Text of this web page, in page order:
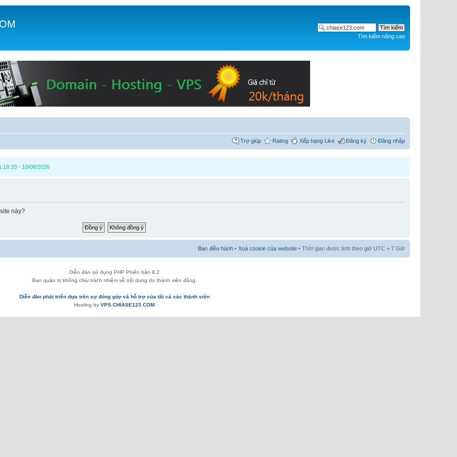
Tìm kiếm nâng cao
Trợ giúp Rating Xếp hạng Like Đăng ký Đăng nhập
- 10/08/2026
này?
Ban điều hành • Xoá cookie của website • Thời gian được tính theo giờ UTC + 7 Giờ
Diễn đàn sử dụng PHP Phiên bản 8.2
Ban quản trị không chịu trách nhiệm về nội dung do thành viên đăng.
Diễn đàn phát triển dựa trên sự đóng góp và hỗ trợ của tất cả các thành viên
Hosting by VPS.CHIASE123.COM